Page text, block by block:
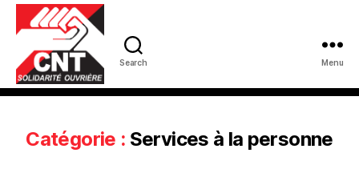
Search Menu
Catégorie : Services à la personne